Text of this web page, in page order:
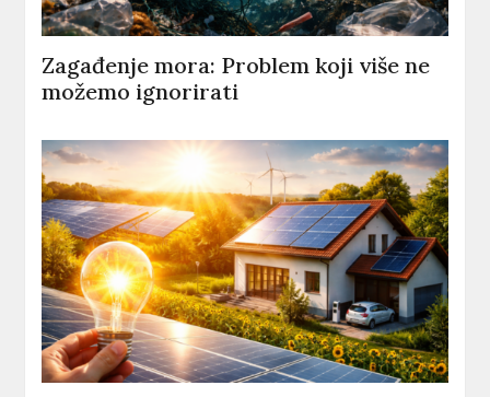
Zagađenje mora: Problem koji više ne
možemo ignorirati